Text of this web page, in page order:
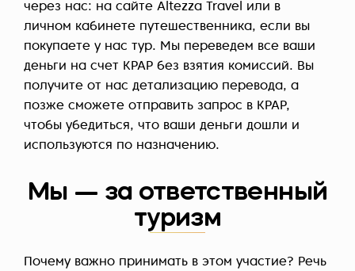
через нас: на сайте Altezza Travel или в
личном кабинете путешественника, если вы
покупаете у нас тур. Мы переведем все ваши
деньги на счет KPAP без взятия комиссий. Вы
получите от нас детализацию перевода, а
позже сможете отправить запрос в KPAP,
чтобы убедиться, что ваши деньги дошли и
используются по назначению.
Мы — за ответственный
туризм
Почему важно принимать в этом участие? Речь